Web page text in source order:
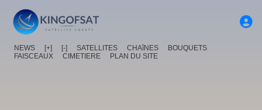
NEWS [+] [-] SATELLITES CHAîNES
BOUQUETS
FAISCEAUX
CIMETIERE PLAN DU SITE